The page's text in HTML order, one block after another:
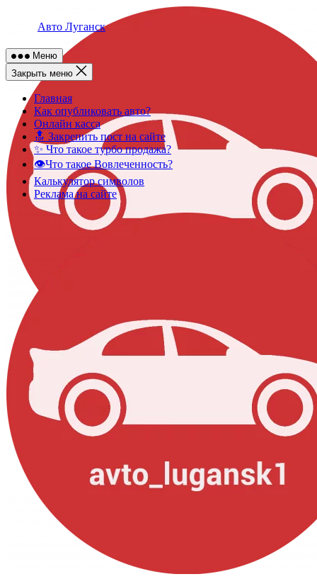
Авто Луганск
Меню
Закрыть меню
Главная
Как опубликовать авто?
Онлайн касса
🔝 Закрепить пост на сайте
✨ Что такое турбо продажа?
👁️Что такое Вовлеченность?
Калькулятор символов
Реклама на сайте